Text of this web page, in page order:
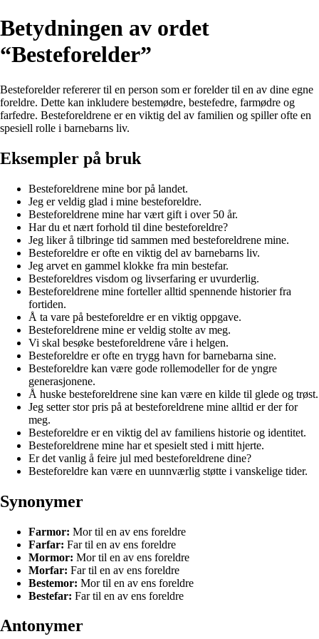
Betydningen av ordet
“Besteforelder”
Besteforelder refererer til en person som er forelder til en av dine egne
foreldre. Dette kan inkludere bestemødre, bestefedre, farmødre og
farfedre. Besteforeldrene er en viktig del av familien og spiller ofte en
spesiell rolle i barnebarns liv.
Eksempler på bruk
Besteforeldrene mine bor på landet.
Jeg er veldig glad i mine besteforeldre.
Besteforeldrene mine har vært gift i over 50 år.
Har du et nært forhold til dine besteforeldre?
Jeg liker å tilbringe tid sammen med besteforeldrene mine.
Besteforeldre er ofte en viktig del av barnebarns liv.
Jeg arvet en gammel klokke fra min bestefar.
Besteforeldres visdom og livserfaring er uvurderlig.
Besteforeldrene mine forteller alltid spennende historier fra
fortiden.
Å ta vare på besteforeldre er en viktig oppgave.
Besteforeldrene mine er veldig stolte av meg.
Vi skal besøke besteforeldrene våre i helgen.
Besteforeldre er ofte en trygg havn for barnebarna sine.
Besteforeldre kan være gode rollemodeller for de yngre
generasjonene.
Å huske besteforeldrene sine kan være en kilde til glede og trøst.
Jeg setter stor pris på at besteforeldrene mine alltid er der for
meg.
Besteforeldre er en viktig del av familiens historie og identitet.
Besteforeldrene mine har et spesielt sted i mitt hjerte.
Er det vanlig å feire jul med besteforeldrene dine?
Besteforeldre kan være en uunnværlig støtte i vanskelige tider.
Synonymer
Farmor: Mor til en av ens foreldre
Farfar: Far til en av ens foreldre
Mormor: Mor til en av ens foreldre
Morfar: Far til en av ens foreldre
Bestemor: Mor til en av ens foreldre
Bestefar: Far til en av ens foreldre
Antonymer